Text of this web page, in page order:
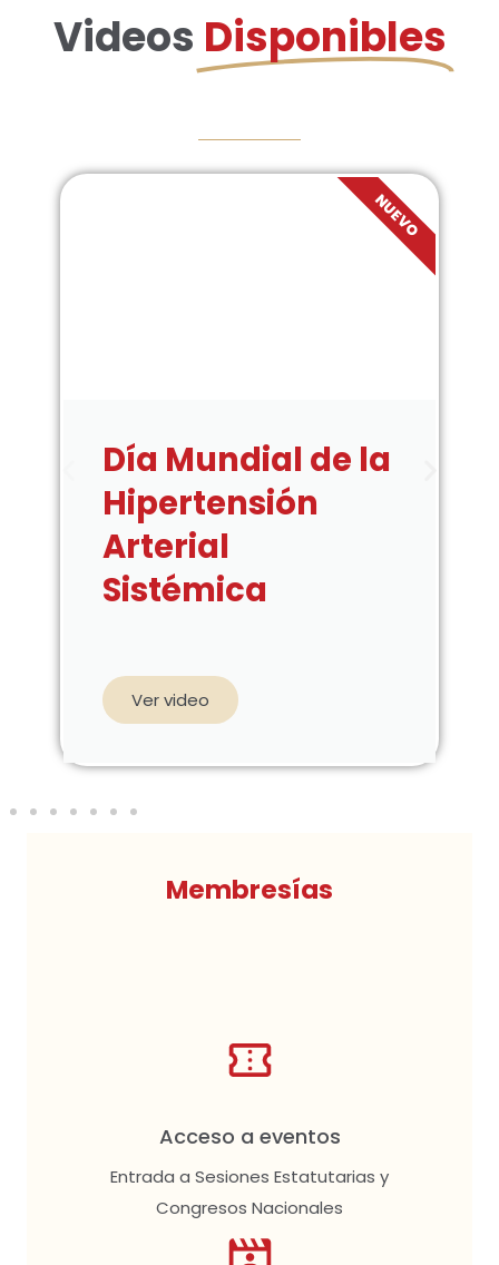
Videos Disponibles
Día Mundial de la
Hipertensión
Arterial
Sistémica
Ver video
NUEVO
Membresías
Acceso a eventos
Entrada a Sesiones Estatutarias y
Congresos Nacionales